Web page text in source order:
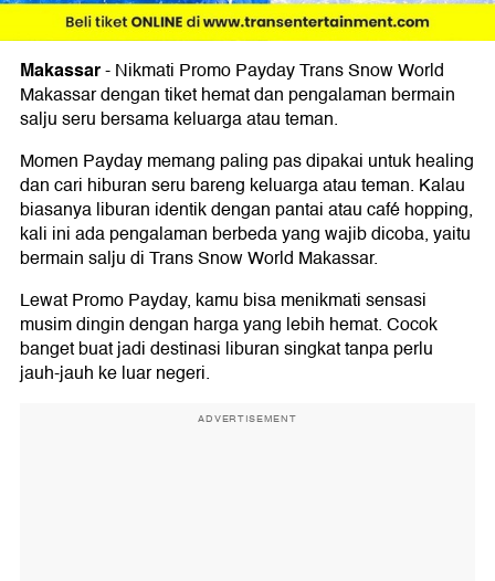
Makassar-Nikmati Promo Payday Trans Snow World
Makassar dengan tiket hemat dan pengalaman bermain
salju seru bersama keluarga atau teman.
Momen Payday memang paling pas dipakai untuk healing
dan cari hiburan seru bareng keluarga atau teman. Kalau
biasanya liburan identik dengan pantai atau café hopping,
kali ini ada pengalaman berbeda yang wajib dicoba, yaitu
bermain salju di Trans Snow World Makassar.
Lewat Promo Payday, kamu bisa menikmati sensasi
musim dingin dengan harga yang lebih hemat. Cocok
banget buat jadi destinasi liburan singkat tanpa perlu
jauh-jauh ke luar negeri.
ADVERTISEMENT